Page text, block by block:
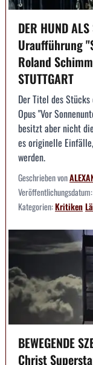
DER HUND
Uraufführung
Roland
STUTTGART
Der Titel des
Opus "Vor
besitzt aber nicht
es originelle
werden.
Geschrieben von
Veröffentlichungsdatum:
Kategorien:Kritiken
BEWEGENDE
Christ